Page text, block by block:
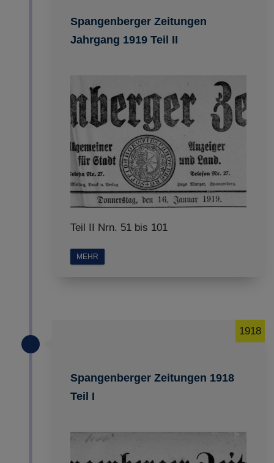
Spangenberger Zeitungen
Jahrgang 1919 Teil II
Teil II Nrn. 51 bis 101
MEHR
Spangenberger Zeitungen 1918
Teil I
1918